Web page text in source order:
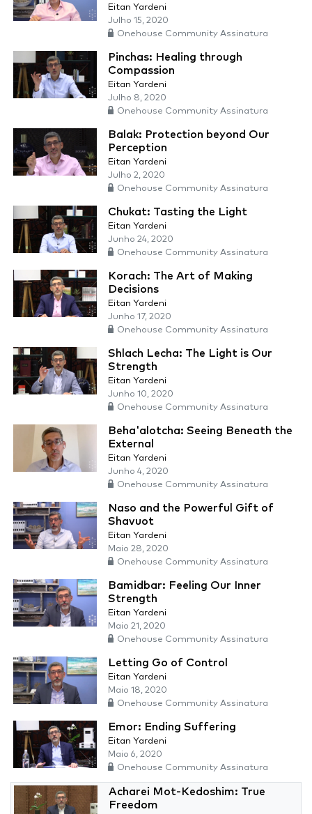
Eitan Yardeni
Julho 15, 2020
Onehouse Community Assinatura
Pinchas: Healing through
Compassion
Eitan Yardeni
Julho 8, 2020
Onehouse Community Assinatura
Balak: Protection beyond Our
Perception
Eitan Yardeni
Julho 2, 2020
Onehouse Community Assinatura
Chukat: Tasting the Light
Eitan Yardeni
Junho 24, 2020
Onehouse Community Assinatura
Korach: The Art of Making
Decisions
Eitan Yardeni
Junho 17, 2020
Onehouse Community Assinatura
Shlach Lecha: The Light is Our
Strength
Eitan Yardeni
Junho 10, 2020
Onehouse Community Assinatura
Beha'alotcha: Seeing Beneath the
External
Eitan Yardeni
Junho 4, 2020
Onehouse Community Assinatura
Naso and the Powerful Gift of
Shavuot
Eitan Yardeni
Maio 28, 2020
Onehouse Community Assinatura
Bamidbar: Feeling Our Inner
Strength
Eitan Yardeni
Maio 21, 2020
Onehouse Community Assinatura
Letting Go of Control
Eitan Yardeni
Maio 18, 2020
Onehouse Community Assinatura
Emor: Ending Suffering
Eitan Yardeni
Maio 6, 2020
Onehouse Community Assinatura
Acharei Mot-Kedoshim: True
Freedom